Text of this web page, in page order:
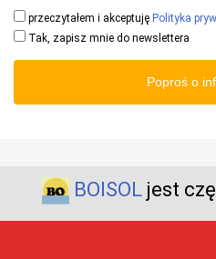
przeczytałem i akceptuję Polityka
Tak, zapisz mnie do newslettera
Poproś o
BOISOLjest